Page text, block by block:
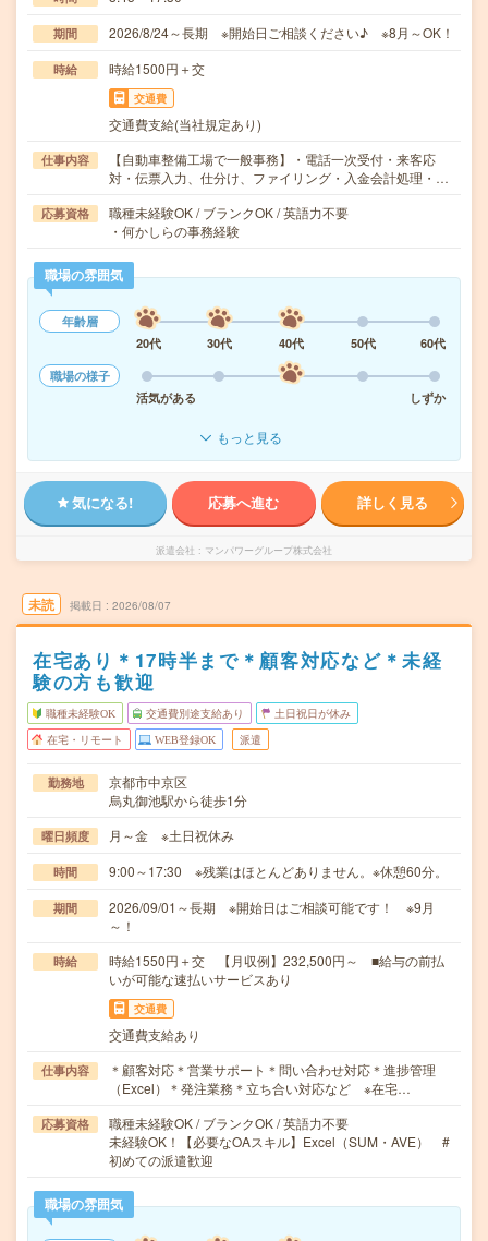
期間 2026/8/24～長期 ※開始日ご相談ください♪ ※8月～OK！
時給 時給1500円＋交
交通費
交通費支給(当社規定あり)
仕事内容
【自動車整備工場で一般事務】・電話一次受付・来客応
対・伝票入力、仕分け、ファイリング・入金会計処理・…
応募資格
職種未経験OK / ブランクOK / 英語力不要
・何かしらの事務経験
職場の雰囲気
年齢層
20代
30代 40代 50代
60代
職場の様子
活気がある
しずか
もっと見る
気になる! 応募へ進む 詳しく見る
派遣会社 マンパワーグループ株式会社
未読 掲載日 2026/08/07
在宅あり＊17時半まで＊顧客対応など＊未経
験の方も歓迎
職種未経験OK 交通費別途支給あり 土日祝日が休み
在宅・リモート WEB登録OK 派遣
勤務地
京都市中京区
烏丸御池駅から徒歩1分
曜日頻度 月～金 ※土日祝休み
時間 9:00～17:30 ※残業はほとんどありません。※休憩60分。
期間
2026/09/01～長期 ※開始日はご相談可能です！ ※9月
～！
時給
時給1550円＋交 【月収例】232,500円～ ■給与の前払
いが可能な速払いサービスあり
交通費
交通費支給あり
仕事内容
＊顧客対応＊営業サポート＊問い合わせ対応＊進捗管理
（Excel）＊発注業務＊立ち合い対応など ※在宅…
応募資格
職種未経験OK / ブランクOK / 英語力不要
未経験OK！【必要なOAスキル】Excel（SUM・AVE） #
初めての派遣歓迎
職場の雰囲気